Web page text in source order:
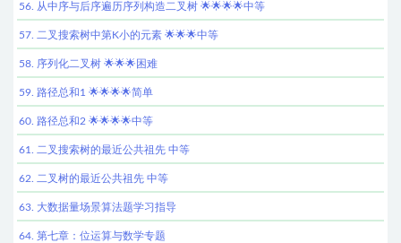
56. 从中序与后序遍历序列构造二叉树 🌟🌟🌟🌟中等
57. 二叉搜索树中第K小的元素 🌟🌟🌟中等
58. 序列化二叉树 🌟🌟🌟困难
59. 路径总和1 🌟🌟🌟🌟简单
60. 路径总和2 🌟🌟🌟🌟中等
61. 二叉搜索树的最近公共祖先 中等
62. 二叉树的最近公共祖先 中等
63. 大数据量场景算法题学习指导
64. 第七章：位运算与数学专题